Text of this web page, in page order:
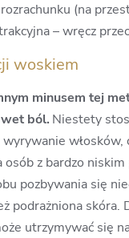
(na
– wręcz
woskiem
minusem tej
ból. Niestety
włosków,
osób z bardzo
pozbywania się
podrażniona skóra.
utrzymywać się